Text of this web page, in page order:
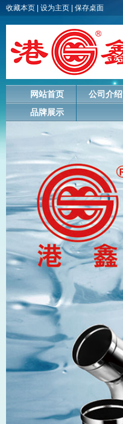
收藏本页 设为主页 保存桌面
网站首页 公司介绍
品牌展示